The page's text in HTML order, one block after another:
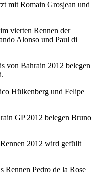
mit Romain Grosjean und
vierten Rennen der
Alonso und Paul di
von Bahrain 2012 belegen
Hülkenberg und Felipe
GP 2012 belegen Bruno
2012 wird gefüllt
Rennen Pedro de la Rose